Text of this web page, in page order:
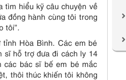
tìm hiểu kỹ câu chuyện về
đồng hành cùng tôi trong
tôi”.
Hòa Bình. Các em bé
sĩ hỗ trợ đưa đi cách ly 14
các bác sĩ bế em bé mắc
thôi thúc khiến tôi không